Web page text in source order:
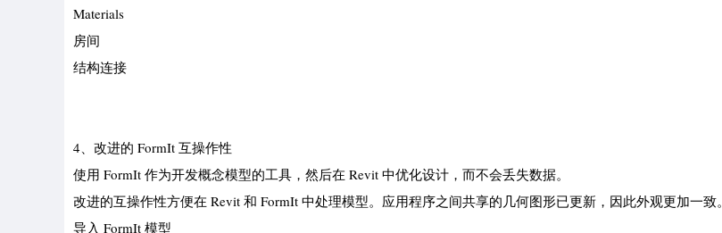
Materials
房间
结构连接
4、改进的 FormIt 互操作性
使用 FormIt 作为开发概念模型的工具，然后在 Revit 中优化设计，而不会丢失数据。
改进的互操作性方便在 Revit 和 FormIt 中处理模型。应用程序之间共享的几何图形已更新，因此外观更加一致。
导入 FormIt 模型